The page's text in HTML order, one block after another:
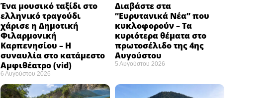
Ένα μουσικό ταξίδι στο
ελληνικό τραγούδι
χάρισε η Δημοτική
Φιλαρμονική
Καρπενησίου – Η
συναυλία στο κατάμεστο
Αμφιθέατρο (vid)
6 Αυγούστου 2026
Διαβάστε στα
“Ευρυτανικά Νέα” που
κυκλοφορούν – Τα
κυριότερα θέματα στο
πρωτοσέλιδο της 4ης
Αυγούστου
5 Αυγούστου 2026